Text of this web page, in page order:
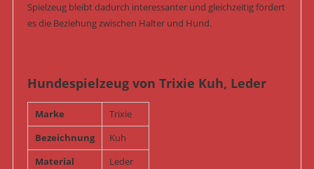
Spielzeug bleibt dadurch interessanter und gleichzeitig fördert
es die Beziehung zwischen Halter und Hund.
Hundespielzeug von Trixie Kuh, Leder
Marke
Trixie
Bezeichnung
Kuh
Material
Leder